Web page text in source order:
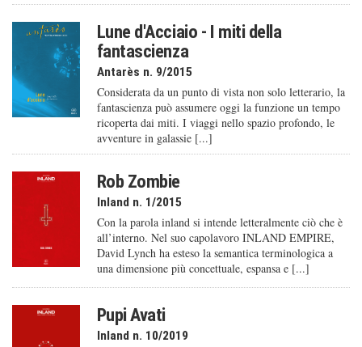
Lune d'Acciaio - I miti della
fantascienza
Antarès n. 9/2015
Considerata da un punto di vista non solo letterario, la
fantascienza può assumere oggi la funzione un tempo
ricoperta dai miti. I viaggi nello spazio profondo, le
avventure in galassie [...]
Rob Zombie
Inland n. 1/2015
Con la parola inland si intende letteralmente ciò che è
all’interno. Nel suo capolavoro INLAND EMPIRE,
David Lynch ha esteso la semantica terminologica a
una dimensione più concettuale, espansa e [...]
Pupi Avati
Inland n. 10/2019